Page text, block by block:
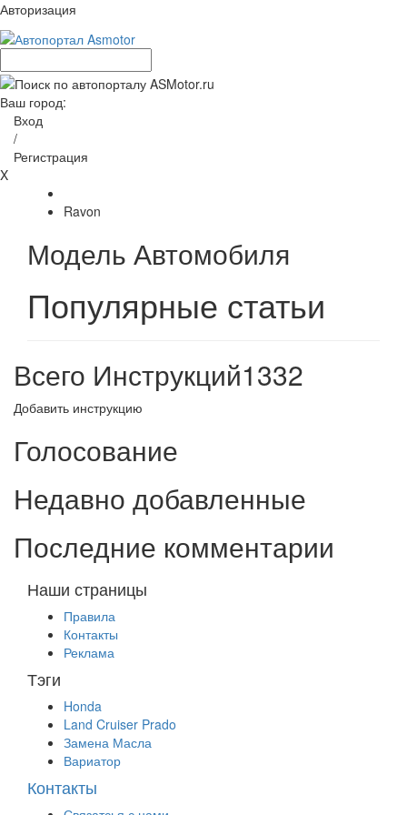
Авторизация
Ваш город:
Вход
/
Регистрация
X
Ravon
Модель Автомобиля
Популярные статьи
Всего Инструкций1332
Добавить инструкцию
Голосование
Недавно добавленные
Последние комментарии
Наши страницы
Правила
Контакты
Реклама
Тэги
Honda
Land Cruiser Prado
Замена Масла
Вариатор
Контакты